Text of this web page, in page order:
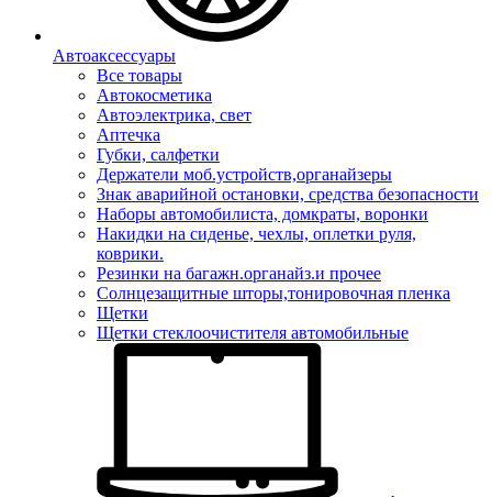
Автоаксессуары
Все товары
Автокосметика
Автоэлектрика, свет
Аптечка
Губки, салфетки
Держатели моб.устройств,органайзеры
Знак аварийной остановки, средства безопасности
Наборы автомобилиста, домкраты, воронки
Накидки на сиденье, чехлы, оплетки руля,
коврики.
Резинки на багажн.органайз.и прочее
Солнцезащитные шторы,тонировочная пленка
Щетки
Щетки стеклоочистителя автомобильные